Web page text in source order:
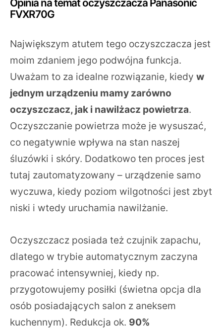
Opinia na temat oczyszczacza Panasonic
FVXR70G
Największym atutem tego oczyszczacza jest
moim zdaniem jego podwójna funkcja.
Uważam to za idealne rozwiązanie, kiedy w
jednym urządzeniu mamy zarówno
oczyszczacz, jak i nawilżacz powietrza.
Oczyszczanie powietrza może je wysuszać,
co negatywnie wpływa na stan naszej
śluzówki i skóry. Dodatkowo ten proces jest
tutaj zautomatyzowany – urządzenie samo
wyczuwa, kiedy poziom wilgotności jest zbyt
niski i wtedy uruchamia nawilżanie.
Oczyszczacz posiada też czujnik zapachu,
dlatego w trybie automatycznym zaczyna
pracować intensywniej, kiedy np.
przygotowujemy posiłki (świetna opcja dla
osób posiadających salon z aneksem
kuchennym). Redukcja ok. 90%